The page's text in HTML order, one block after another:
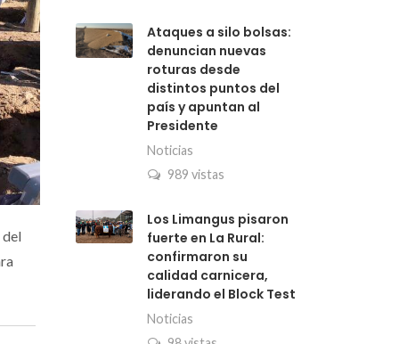
del
Ataques a silo bolsas:
denuncian nuevas
roturas desde
distintos puntos del
país y apuntan al
Presidente
Noticias
989 vistas
Los Limangus pisaron
fuerte en La Rural:
confirmaron su
calidad carnicera,
liderando el Block Test
Noticias